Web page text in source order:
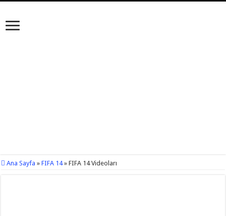
Ana Sayfa » FIFA 14 » FIFA 14 Videoları